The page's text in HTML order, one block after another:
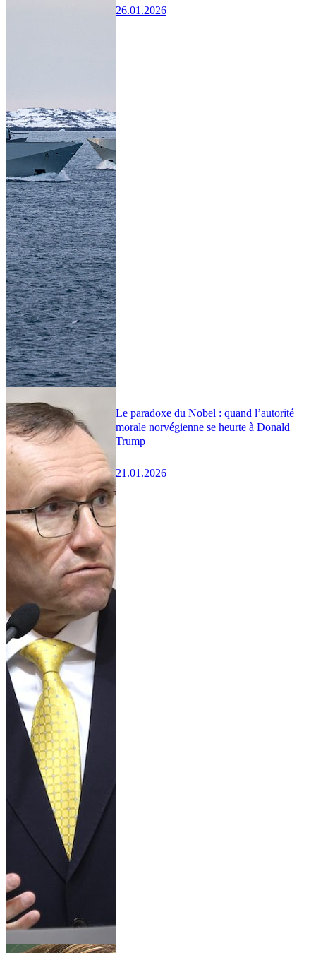
26.01.2026
Le paradoxe du Nobel : quand l’autorité
morale norvégienne se heurte à Donald
Trump
21.01.2026